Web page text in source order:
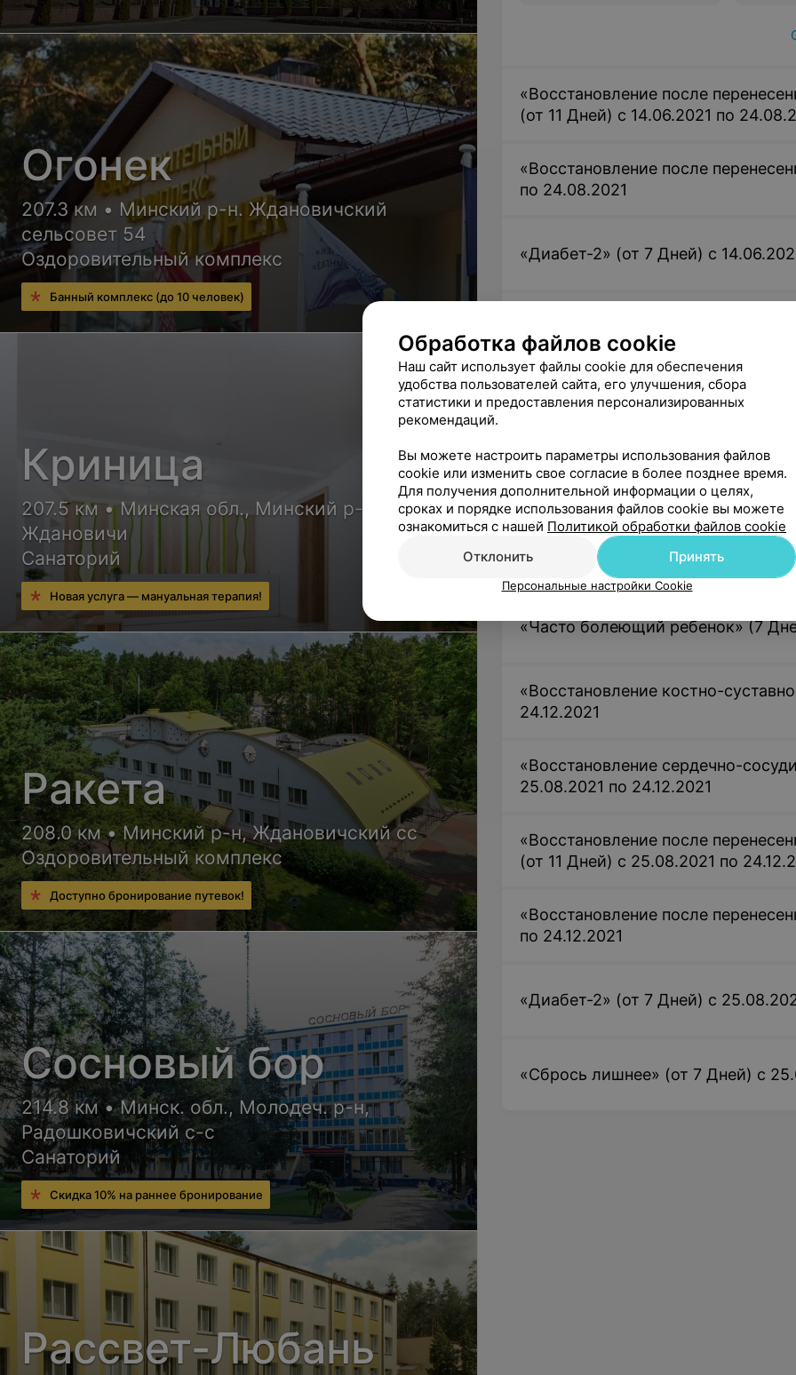
«Восстановление после
(от 11 Дней) с 14.06.2021 по
«Восстановление после
по 24.08.2021
«Диабет-2» (от 7 Дней) с
«Сбрось лишнее» (от 7 Дней) с
Путевки с лечением (от 7 дней) с
Путевки на оздоровление (от 1
«СПА-выходные в Ружанском» (2
«Часто болеющий ребенок» (7
«Восстановление костно-
24.12.2021
«Восстановление сердечно-
25.08.2021 по 24.12.2021
«Восстановление после
(от 11 Дней) с 25.08.2021 по
«Восстановление после
по 24.12.2021
«Диабет-2» (от 7 Дней) с
«Сбрось лишнее» (от 7 Дней) с
квалифицированные врачи и уютные номера
корпусов санатория обеспечат Вам
высококлассный отдых с пользой для
здоровья
Огонек
207.3 км • Минский р-н. Ждановичский
сельсовет 54
Оздоровительный комплекс
Банный комплекс (до 10 человек)
Криница
207.5 км • Минская обл., Минский р-н, п.
Ждановичи
Санаторий
Новая услуга — мануальная терапия!
Ракета
208.0 км • Минский р-н, Ждановичский сс
Оздоровительный комплекс
Доступно бронирование путевок!
Сосновый бор
214.8 км • Минск. обл., Молодеч. р-н,
Радошковичский c-с
Санаторий
Скидка 10% на раннее бронирование
Рассвет-Любань
Обработка файлов cookie
Наш сайт использует файлы cookie для обеспечения
удобства пользователей сайта, его улучшения, сбора
статистики и предоставления персонализированных
рекомендаций.
Вы можете настроить параметры использования файлов
cookie или изменить свое согласие в более позднее время.
Для получения дополнительной информации о целях,
сроках и порядке использования файлов cookie вы можете
ознакомиться с нашей Политикой обработки файлов cookie
Отклонить
Принять
Персональные настройки Cookie